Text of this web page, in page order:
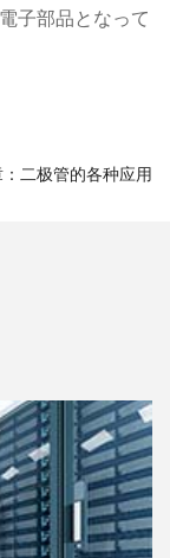
子部品となって
：二极管的各种应用